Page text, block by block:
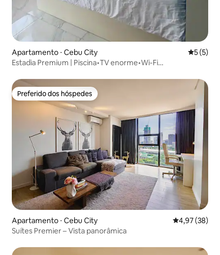
Apartamento ⋅ Cebu City 5 de
5 (5)
Estadia Premium | Piscina•TV enorme•Wi-Fi
Preferido dos hóspedes
Preferido dos hóspedes
Apartamento ⋅ Cebu City 4,97 de uma
4,97 (38)
Suítes Premier – Vista panorâmica